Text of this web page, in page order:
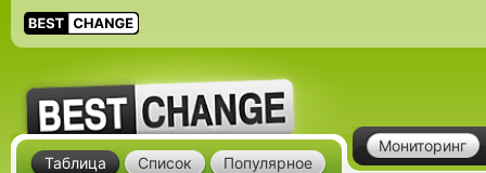
Мониторинг
Таблица Список Популярное